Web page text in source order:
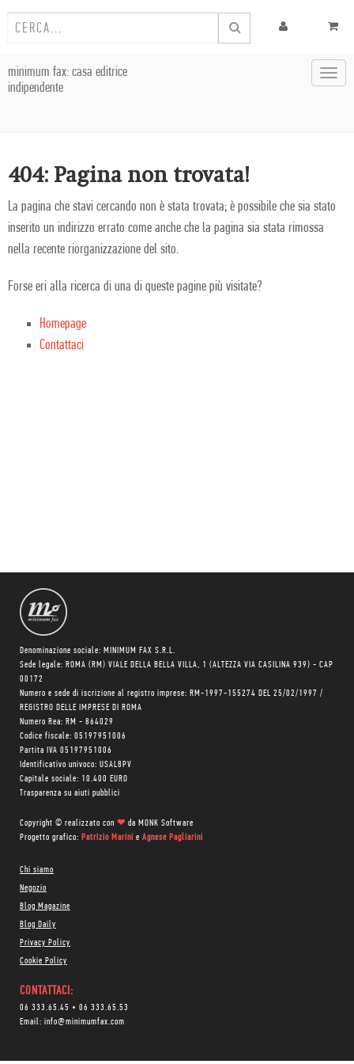
minimum fax: casa editrice
indipendente
404: Pagina non trovata!
La pagina che stavi cercando non è stata trovata; è possibile che sia stato
inserito un indirizzo errato come anche che la pagina sia stata rimossa
nella recente riorganizzazione del sito.
Forse eri alla ricerca di una di queste pagine più visitate?
Homepage
Contattaci
Denominazione sociale: MINIMUM FAX S.R.L.
Sede legale: ROMA (RM) VIALE DELLA BELLA VILLA, 1 (ALTEZZA VIA CASILINA 939) - CAP
00172
Numero e sede di iscrizione al registro imprese: RM-1997-155274 DEL 25/02/1997 /
REGISTRO DELLE IMPRESE DI ROMA
Numero Rea: RM - 864029
Codice fiscale: 05197951006
Partita IVA 05197951006
Identificativo univoco: USAL8PV
Capitale sociale: 10.400 EURO
Trasparenza su aiuti pubblici
Copyright © realizzato con ❤ da MONK Software
Progetto grafico: Patrizio Marini e Agnese Pagliarini
Chi siamo
Negozio
Blog Magazine
Blog Daily
Privacy Policy
Cookie Policy
CONTATTACI:
06 333.65.45 • 06 333.65.53
Email: info@minimumfax.com